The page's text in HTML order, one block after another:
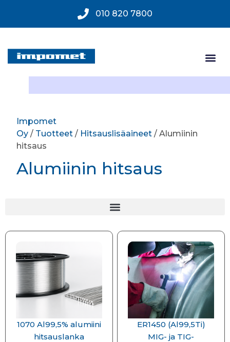
010 820 7800
Impomet
Oy / Tuotteet / Hitsauslisäaineet / Alumiinin
hitsaus
Alumiinin hitsaus
1070 Al99,5% alumiini
hitsauslanka
ER1450 (Al99,5Ti)
MIG- ja TIG-